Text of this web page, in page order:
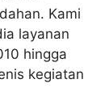
Kami
layanan
hingga
kegiatan